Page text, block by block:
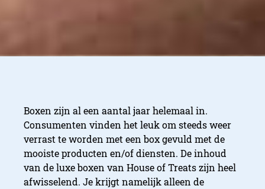
Boxen zijn al een aantal jaar helemaal in.
Consumenten vinden het leuk om steeds weer
verrast te worden met een box gevuld met de
mooiste producten en/of diensten. De inhoud
van de luxe boxen van House of Treats zijn heel
afwisselend. Je krijgt namelijk alleen de